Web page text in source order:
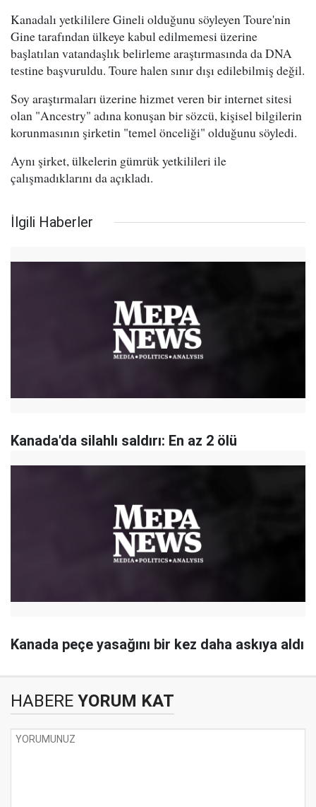
Kanadalı yetkililere Gineli olduğunu söyleyen Toure'nin
Gine tarafından ülkeye kabul edilmemesi üzerine
başlatılan vatandaşlık belirleme araştırmasında da DNA
testine başvuruldu. Toure halen sınır dışı edilebilmiş değil.
Soy araştırmaları üzerine hizmet veren bir internet sitesi
olan "Ancestry" adına konuşan bir sözcü, kişisel bilgilerin
korunmasının şirketin "temel önceliği" olduğunu söyledi.
Aynı şirket, ülkelerin gümrük yetkilileri ile
çalışmadıklarını da açıkladı.
İlgili Haberler
Kanada'da silahlı saldırı: En az 2 ölü
Kanada peçe yasağını bir kez daha askıya aldı
HABERE YORUM KAT